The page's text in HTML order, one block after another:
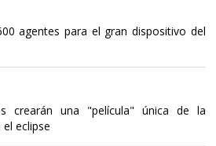
agentes para el gran dispositivo del
crearán una "película" única de la
eclipse